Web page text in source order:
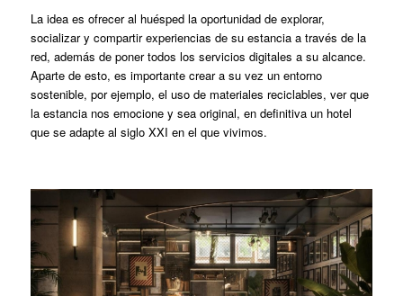
La idea es ofrecer al huésped la oportunidad de explorar,
socializar y compartir experiencias de su estancia a través de la
red, además de poner todos los servicios digitales a su alcance.
Aparte de esto, es importante crear a su vez un entorno
sostenible, por ejemplo, el uso de materiales reciclables, ver que
la estancia nos emocione y sea original, en definitiva un hotel
que se adapte al siglo XXI en el que vivimos.